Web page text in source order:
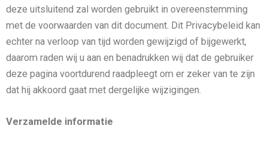
deze uitsluitend zal worden gebruikt in overeenstemming
met de voorwaarden van dit document. Dit Privacybeleid kan
echter na verloop van tijd worden gewijzigd of bijgewerkt,
daarom raden wij u aan en benadrukken wij dat de gebruiker
deze pagina voortdurend raadpleegt om er zeker van te zijn
dat hij akkoord gaat met dergelijke wijzigingen.
Verzamelde informatie